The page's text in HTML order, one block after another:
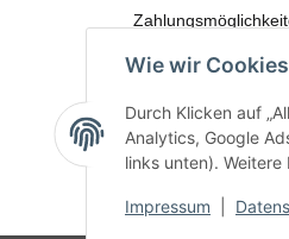
Bewerten
Wie wir
Durch Klicken auf
Analytics, Google
links unten).
Impressum